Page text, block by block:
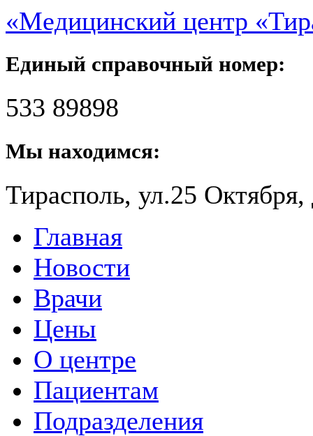
«Медицинский центр
Единый справочный номер:
533 89898
Мы находимся:
Тирасполь, ул.25 Октября,
Главная
Новости
Врачи
Цены
О центре
Пациентам
Подразделения